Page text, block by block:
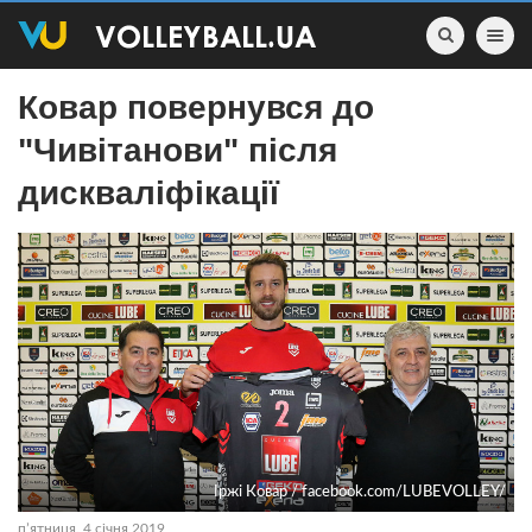
Toggle
Ковар повернувся до
"Чивітанови" після
дискваліфікації
Іржі Ковар / facebook.com/LUBEVOLLEY/
пʼятниця, 4 січня 2019